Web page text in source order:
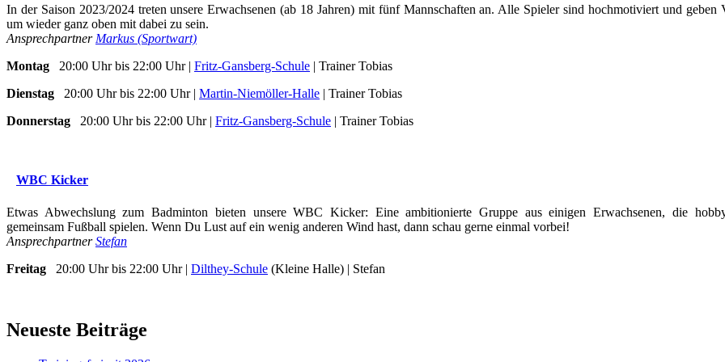
In der Saison 2023/2024 treten unsere Erwachsenen (ab 18 Jahren) mit fünf Mannschaften an. Alle Spieler sind hochmotiviert und geben
um wieder ganz oben mit dabei zu sein.
Ansprechpartner Markus (Sportwart)
Montag 20:00 Uhr bis 22:00 Uhr | Fritz-Gansberg-Schule | Trainer Tobias
Dienstag 20:00 Uhr bis 22:00 Uhr | Martin-Niemöller-Halle | Trainer Tobias
Donnerstag 20:00 Uhr bis 22:00 Uhr | Fritz-Gansberg-Schule | Trainer Tobias
WBC Kicker
Etwas Abwechslung zum Badminton bieten unsere WBC Kicker: Eine ambitionierte Gruppe aus einigen Erwachsenen, die
gemeinsam Fußball spielen. Wenn Du Lust auf ein wenig anderen Wind hast, dann schau gerne einmal vorbei!
AnsprechpartnerStefan
Freitag 20:00 Uhr bis 22:00 Uhr | Dilthey-Schule (Kleine Halle) | Stefan
Neueste Beiträge